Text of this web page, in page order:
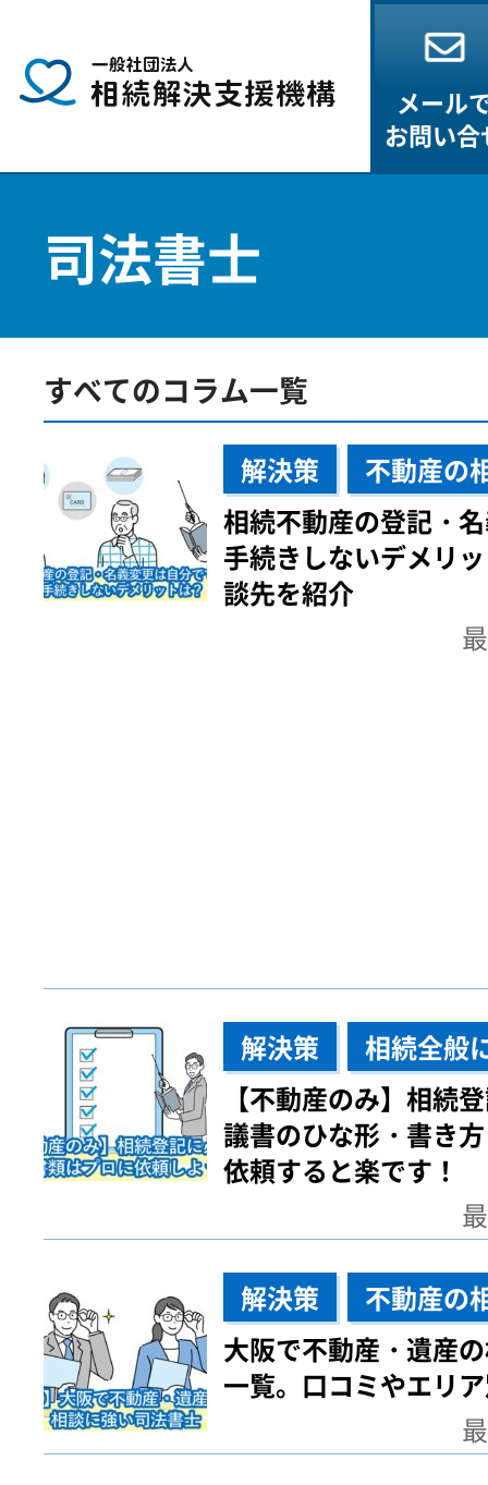
メール
お問い合
司法書士
すべてのコラム一覧
解決策
不動産の
相続不動産の登記・
手続きしないデメリ
談先を紹介
解決策
相続全般
【不動産のみ】相続
議書のひな形・書き
依頼すると楽です！
解決策
不動産の
大阪で不動産・遺産
一覧。口コミやエリ